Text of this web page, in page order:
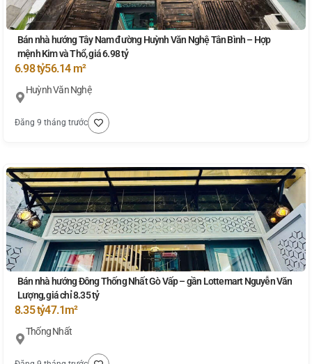
Bán nhà hướng Tây Nam đường Huỳnh Văn Nghệ Tân Bình – Hợp
mệnh Kim và Thổ, giá 6.98 tỷ
6.98 tỷ56.14 m²
Huỳnh Văn Nghệ
Đăng 9 tháng trước
Bán nhà hướng Đông Thống Nhất Gò Vấp – gần Lottemart Nguyễn Văn
Lượng, giá chỉ 8.35 tỷ
8.35 tỷ47.1m²
Thống Nhất